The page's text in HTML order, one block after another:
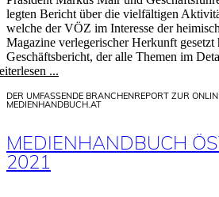
legten Bericht über die vielfältigen
welche der VÖZ im Interesse der
Magazine verlegerischer Herkunft
Geschäftsbericht, der alle Themen im
...
DER UMFASSENDE BRANCHENREPORT ZUR
MEDIENHANDBUCH.AT
MEDIENHANDBUCH
2021